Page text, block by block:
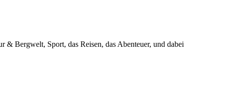
Bergwelt, Sport, das Reisen, das Abenteuer, und dabei